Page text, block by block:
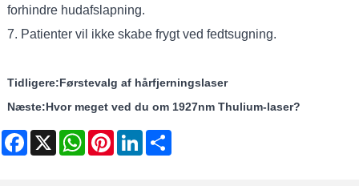
forhindre hudafslapning.
7. Patienter vil ikke skabe frygt ved fedtsugning.
Tidligere:Førstevalg af hårfjerningslaser
Næste:Hvor meget ved du om 1927nm Thulium-laser?
Facebook
X WhatsAppPinterestLinkedIn